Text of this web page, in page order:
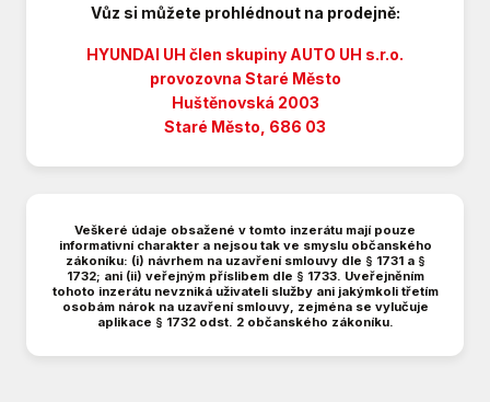
El. okna
El. přední okna
El. zrcátka
Hlídání jízdního pruhu
Litá kola
Manuální převodovka
Mlhovky
Multifunkční volant
Nastavitelný volant
Vůz si můžete prohlédnout na prodejně:
HYUNDAI UH člen skupiny AUTO UH s.r.o.
provozovna Staré Město
Huštěnovská 2003
Staré Město, 686 03
Veškeré údaje obsažené v tomto inzerátu mají pouze
informativní charakter a nejsou tak ve smyslu občanského
zákoníku: (i) návrhem na uzavření smlouvy dle § 1731 a §
1732; ani (ii) veřejným příslibem dle § 1733. Uveřejněním
tohoto inzerátu nevzniká uživateli služby ani jakýmkoli třetím
osobám nárok na uzavření smlouvy, zejména se vylučuje
aplikace § 1732 odst. 2 občanského zákoníku.